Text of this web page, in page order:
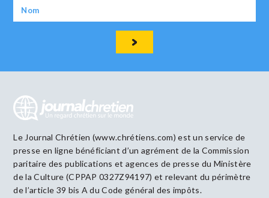
Le Journal Chrétien (www.chrétiens.com) est un service de
presse en ligne bénéficiant d’un agrément de la Commission
paritaire des publications et agences de presse du Ministère
de la Culture (CPPAP 0327Z94197) et relevant du périmètre
de l’article 39 bis A du Code général des impôts.